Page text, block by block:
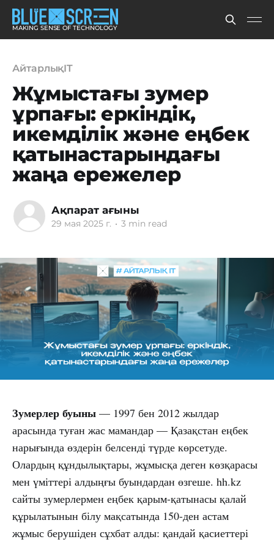
MAKING SENSE OF TECHNOLOGY
АйтарлықIT
Жұмыстағы зумер
ұрпағы: еркіндік,
икемділік және еңбек
қатынастарындағы
жаңа ережелер
Ақпарат ағыны
29 мая 2025 г. • 3 min read
Зумерлер буыны — 1997 бен 2012 жылдар
арасында туған жас мамандар — Қазақстан еңбек
нарығында өздерін белсенді түрде көрсетуде.
Олардың құндылықтары, жұмысқа деген көзқарасы
мен үміттері алдыңғы буындардан өзгеше. hh.kz
сайты зумерлермен еңбек қарым-қатынасы қалай
құрылатынын білу мақсатында 150-ден астам
жұмыс берушіден сұхбат алды: қандай қасиеттері